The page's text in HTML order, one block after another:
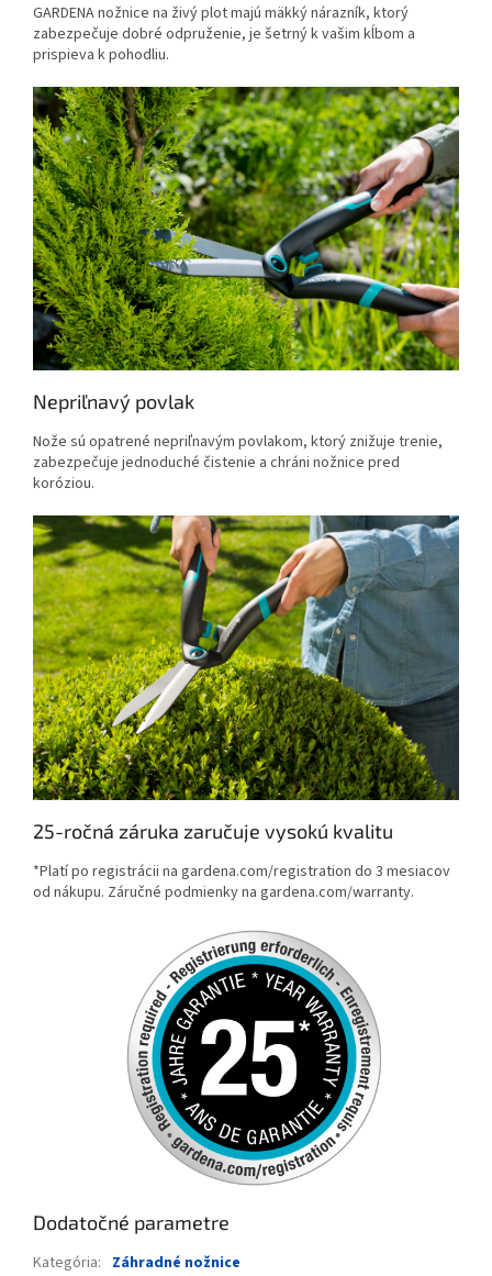
GARDENA nožnice na živý plot majú mäkký nárazník, ktorý
zabezpečuje dobré odpruženie, je šetrný k vašim kĺbom a
prispieva k pohodliu.
Nepriľnavý povlak
Nože sú opatrené nepriľnavým povlakom, ktorý znižuje trenie,
zabezpečuje jednoduché čistenie a chráni nožnice pred
koróziou.
25-ročná záruka zaručuje vysokú kvalitu
*Platí po registrácii na gardena.com/registration do 3 mesiacov
od nákupu. Záručné podmienky na gardena.com/warranty.
Dodatočné parametre
Kategória: Záhradné nožnice